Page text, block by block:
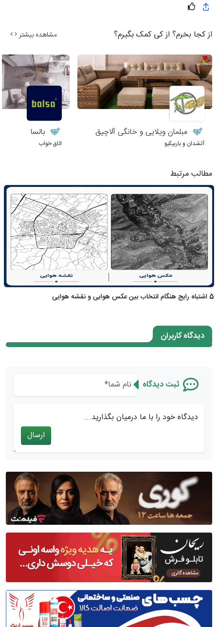
از کجا بخرم؟ از کی کمک بگیرم؟ مشاهده بیشتر
مبلمان ویلایی و خانگی آلاچیق
آتشدان و باربیکیو
بالسا
اتاق خواب
مطالب مرتبط
5 اشتباه رایج هنگام انتخاب بین عکس هوایی و نقشه هوایی
دیدگاه کاربران
ثبت دیدگاه
دیدگاه خود را با ما درمیان بگذارید...
ارسال